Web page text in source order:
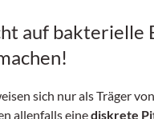
auf bakterielle
sich nur als Träger von
allenfalls einediskrete